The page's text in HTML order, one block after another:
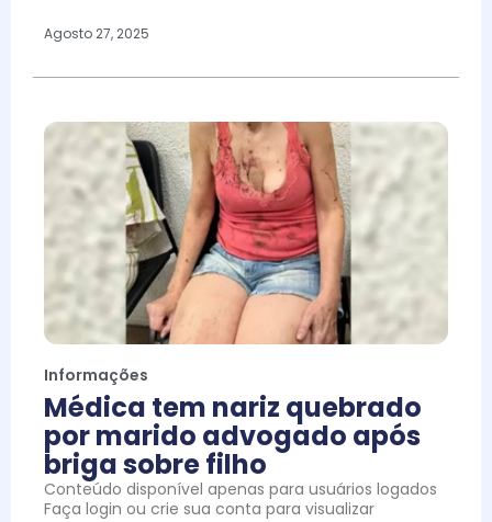
Agosto 27, 2025
Informações
Médica tem nariz quebrado
por marido advogado após
briga sobre filho
Conteúdo disponível apenas para usuários logados
Faça login ou crie sua conta para visualizar